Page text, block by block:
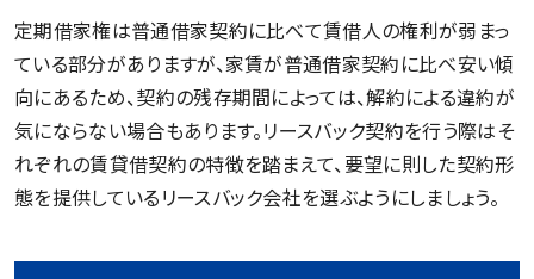
定期借家権は普通借家契約に比べて賃借人の権利が弱まっ
ている部分がありますが、家賃が普通借家契約に比べ安い傾
向にあるため、契約の残存期間によっては、解約による違約が
気にならない場合もあります。リースバック契約を行う際はそ
れぞれの賃貸借契約の特徴を踏まえて、要望に則した契約形
態を提供しているリースバック会社を選ぶようにしましょう。